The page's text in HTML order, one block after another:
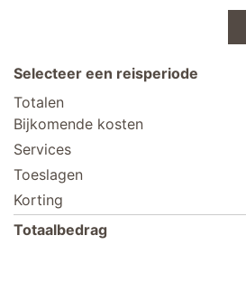
Selecteer een reisperiode
Totalen
Bijkomende kosten
Services
Toeslagen
Korting
Totaalbedrag